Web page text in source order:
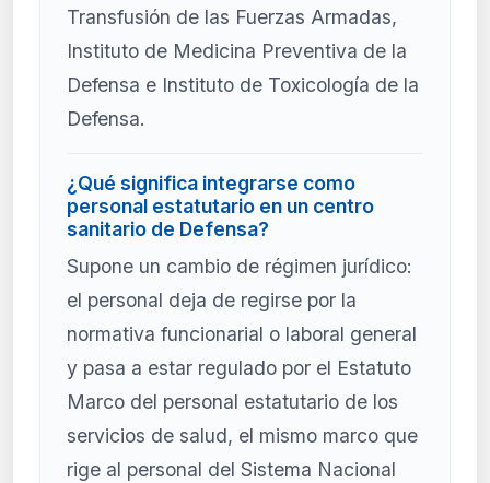
Transfusión de las Fuerzas Armadas,
Instituto de Medicina Preventiva de la
Defensa e Instituto de Toxicología de la
Defensa.
¿Qué significa integrarse como
personal estatutario en un centro
sanitario de Defensa?
Supone un cambio de régimen jurídico:
el personal deja de regirse por la
normativa funcionarial o laboral general
y pasa a estar regulado por el Estatuto
Marco del personal estatutario de los
servicios de salud, el mismo marco que
rige al personal del Sistema Nacional